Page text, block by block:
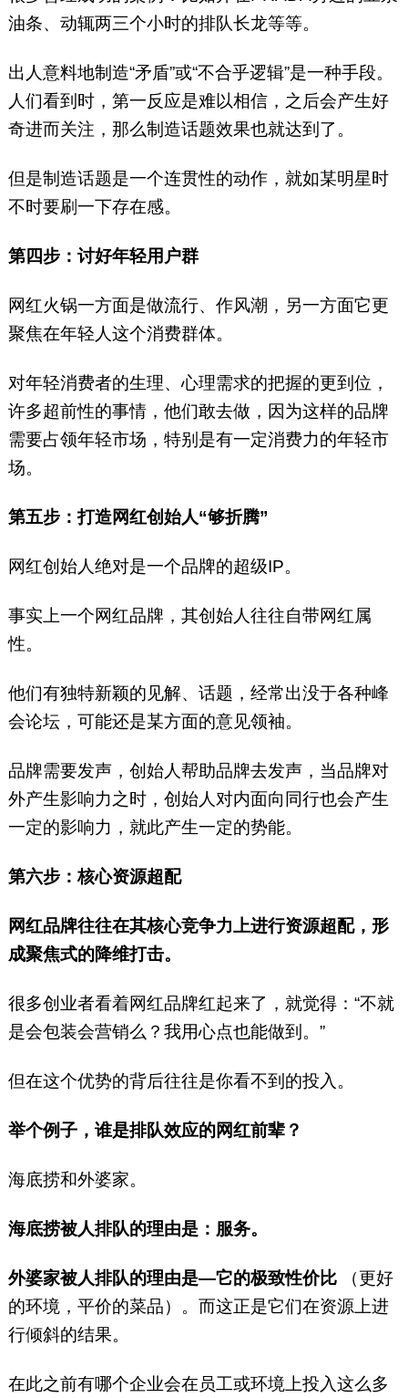
油条、动辄两三个小时的排队长龙等等。
出人意料地制造“矛盾”或“不合乎逻辑”是一种手段。
人们看到时，第一反应是难以相信，之后会产生好
奇进而关注，那么制造话题效果也就达到了。
但是制造话题是一个连贯性的动作，就如某明星时
不时要刷一下存在感。
第四步：讨好年轻用户群
网红火锅一方面是做流行、作风潮，另一方面它更
聚焦在年轻人这个消费群体。
对年轻消费者的生理、心理需求的把握的更到位，
许多超前性的事情，他们敢去做，因为这样的品牌
需要占领年轻市场，特别是有一定消费力的年轻市
场。
第五步：打造网红创始人“够折腾”
网红创始人绝对是一个品牌的超级IP。
事实上一个网红品牌，其创始人往往自带网红属
性。
他们有独特新颖的见解、话题，经常出没于各种峰
会论坛，可能还是某方面的意见领袖。
品牌需要发声，创始人帮助品牌去发声，当品牌对
外产生影响力之时，创始人对内面向同行也会产生
一定的影响力，就此产生一定的势能。
第六步：核心资源超配
网红品牌往往在其核心竞争力上进行资源超配，形
成聚焦式的降维打击。
很多创业者看着网红品牌红起来了，就觉得：“不就
是会包装会营销么？我用心点也能做到。”
但在这个优势的背后往往是你看不到的投入。
举个例子，谁是排队效应的网红前辈？
海底捞和外婆家。
海底捞被人排队的理由是：服务。
外婆家被人排队的理由是—它的极致性价比
（更好
的环境，平价的菜品）。而这正是它们在资源上进
行倾斜的结果。
在此之前有哪个企业会在员工或环境上投入这么多